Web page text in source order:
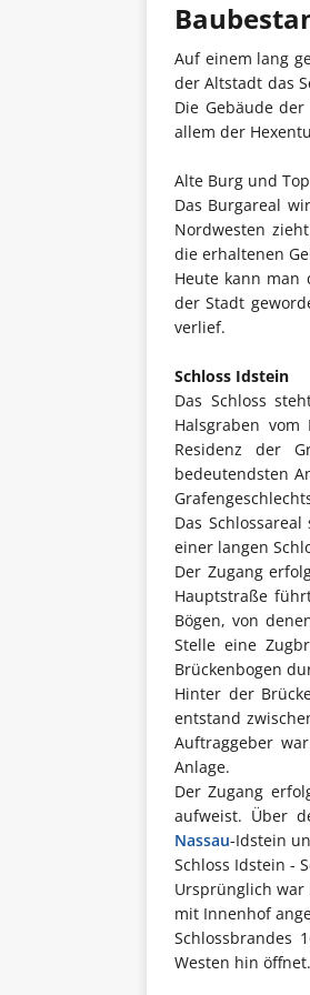
Auf einem lang
der Altstadt das
Die Gebäude
allem der
Alte Burg und
Das Burgareal
Nordwesten
die erhaltenen
Heute kann man
der Stadt
verlief.
Schloss Idstein
Das Schloss
Halsgraben
Residenz der
bedeutendsten
Das
einer langen
Der Zugang
Hauptstraße
Bögen, von
Stelle eine
Brückenbogen
Hinter der
entstand
Auftraggeber
Anlage.
Der Zugang
aufweist. Über
Nassau-Idstein
Schloss Idstein -
Ursprünglich war
mit Innenhof
Schlossbrandes
Westen hin öffnet.